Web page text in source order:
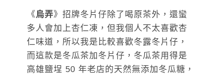
《烏弄》招牌冬片仔除了喝原茶外，還蠻
多人會加上杏仁凍，但我個人不太喜歡杏
仁味道，所以我是比較喜歡冬露冬片仔，
而這款是冬瓜茶加冬片仔，冬瓜茶用得是
高雄鹽埕 50 年老店的天然無添加冬瓜糖，